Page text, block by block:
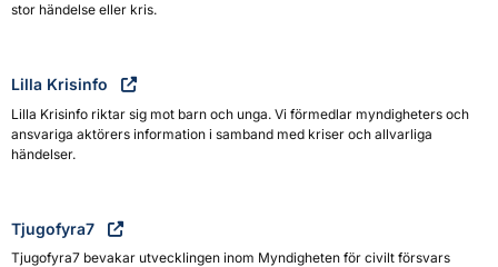
stor händelse eller kris.
Lilla Krisinfo
Lilla Krisinfo riktar sig mot barn och unga. Vi förmedlar myndigheters och
ansvariga aktörers information i samband med kriser och allvarliga
händelser.
Tjugofyra7
Tjugofyra7 bevakar utvecklingen inom Myndigheten för civilt försvars